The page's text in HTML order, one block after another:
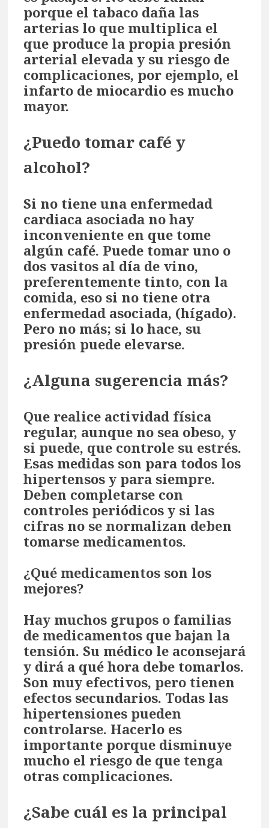
porque el tabaco daña las
arterias lo que multiplica el
que produce la propia presión
arterial elevada y su riesgo de
complicaciones, por ejemplo, el
infarto de miocardio es mucho
mayor.
¿Puedo tomar café y
alcohol?
Si no tiene una enfermedad
cardiaca asociada no hay
inconveniente en que tome
algún café. Puede tomar uno o
dos vasitos al día de vino,
preferentemente tinto, con la
comida, eso si no tiene otra
enfermedad asociada, (hígado).
Pero no más; si lo hace, su
presión puede elevarse.
¿Alguna sugerencia más?
Que realice actividad física
regular, aunque no sea obeso, y
si puede, que controle su estrés.
Esas medidas son para todos los
hipertensos y para siempre.
Deben completarse con
controles periódicos y si las
cifras no se normalizan deben
tomarse medicamentos.
¿Qué medicamentos son los
mejores?
Hay muchos grupos o familias
de medicamentos que bajan la
tensión. Su médico le aconsejará
y dirá a qué hora debe tomarlos.
Son muy efectivos, pero tienen
efectos secundarios. Todas las
hipertensiones pueden
controlarse. Hacerlo es
importante porque disminuye
mucho el riesgo de que tenga
otras complicaciones.
¿Sabe cuál es la principal